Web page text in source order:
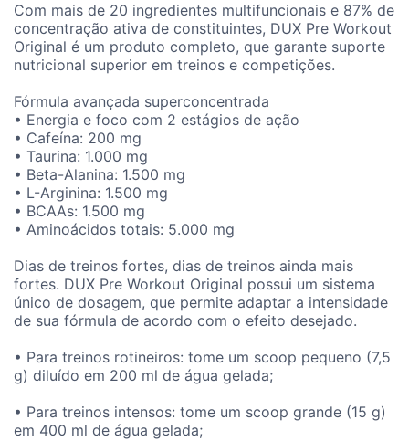
Com mais de 20 ingredientes multifuncionais e 87% de
concentração ativa de constituintes, DUX Pre Workout
Original é um produto completo, que garante suporte
nutricional superior em treinos e competições.
Fórmula avançada superconcentrada
• Energia e foco com 2 estágios de ação
• Cafeína: 200 mg
• Taurina: 1.000 mg
• Beta-Alanina: 1.500 mg
• L-Arginina: 1.500 mg
• BCAAs: 1.500 mg
• Aminoácidos totais: 5.000 mg
Dias de treinos fortes, dias de treinos ainda mais
fortes. DUX Pre Workout Original possui um sistema
único de dosagem, que permite adaptar a intensidade
de sua fórmula de acordo com o efeito desejado.
• Para treinos rotineiros: tome um scoop pequeno (7,5
g) diluído em 200 ml de água gelada;
• Para treinos intensos: tome um scoop grande (15 g)
em 400 ml de água gelada;